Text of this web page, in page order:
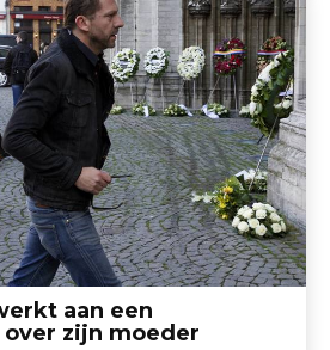
aan een
zijn moeder